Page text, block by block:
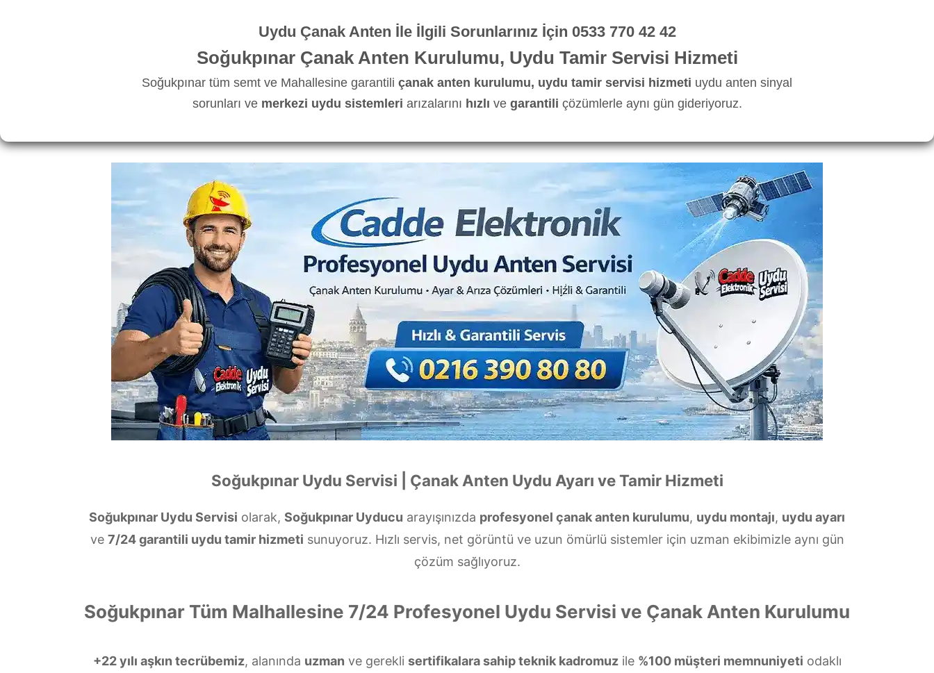
Uydu Çanak Anten İle İlgili Sorunlarınız İçin 0533 770 42 42
Soğukpınar Çanak Anten Kurulumu, Uydu Tamir Servisi Hizmeti
Soğukpınar tüm semt ve Mahallesine garantili çanak anten kurulumu, uydu tamir servisi hizmeti uydu anten sinyal
sorunları ve merkezi uydu sistemleri arızalarını hızlı ve garantili çözümlerle aynı gün gideriyoruz.
Soğukpınar Uydu Servisi | Çanak Anten Uydu Ayarı ve Tamir Hizmeti
Soğukpınar Uydu Servisi olarak, Soğukpınar Uyducu arayışınızda profesyonel çanak anten kurulumu, uydu montajı, uydu ayarı
ve 7/24 garantili uydu tamir hizmeti sunuyoruz. Hızlı servis, net görüntü ve uzun ömürlü sistemler için uzman ekibimizle aynı gün
çözüm sağlıyoruz.
Soğukpınar Tüm Malhallesine 7/24 Profesyonel Uydu Servisi ve Çanak Anten Kurulumu
+22 yılı aşkın tecrübemiz, alanında uzman ve gerekli sertifikalara sahip teknik kadromuzile %100 müşteri memnuniyeti odaklı